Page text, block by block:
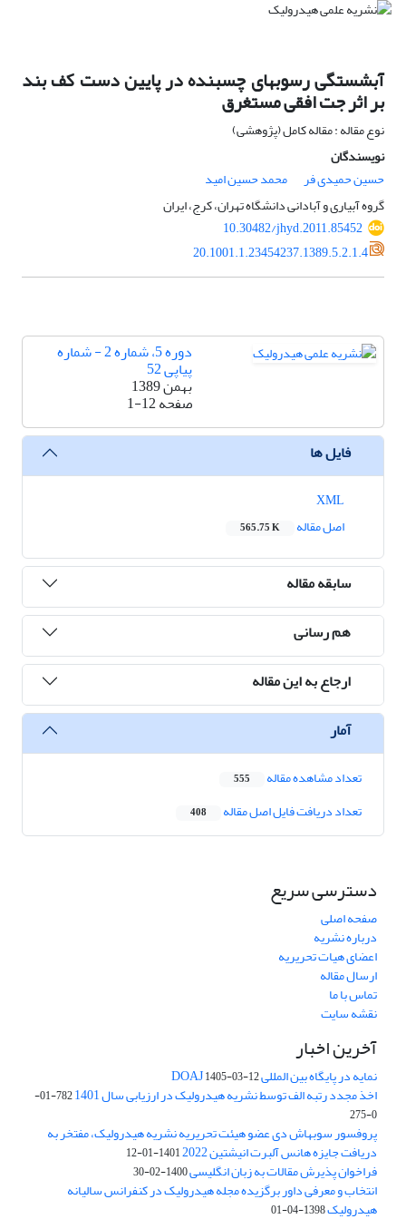
آبشستگی رسوبهای چسبنده در پایین دست کف بند
بر اثر جت افقی مستغرق
نوع مقاله : مقاله کامل (پژوهشی)
نویسندگان
حسین حمیدی فر
محمد حسین امید
گروه آبیاری و آبادانی دانشگاه تهران، کرج، ایران
10.30482/jhyd.2011.85452
20.1001.1.23454237.1389.5.2.1.4
دوره 5، شماره 2 - شماره
پیاپی 52
بهمن 1389
صفحه1-12
فایل ها
اصل مقاله
565.75 K
سابقه مقاله
هم رسانی
ارجاع به این مقاله
آمار
تعداد مشاهده مقاله 555
تعداد دریافت فایل اصل مقاله 408
دسترسی سریع
صفحه اصلی
درباره نشریه
اعضای هیات تحریریه
ارسال مقاله
تماس با ما
نقشه سایت
آخرین اخبار
نمایه در پایگاه بین المللی DOAJ1405-03-12
اخذ مجدد رتبه الف توسط نشریه هیدرولیک در ارزیابی سال 1401
782-01-
0-275
پروفسور سوبهاش دی عضو هیئت تحریریه نشریه هیدرولیک، مفتخر به
دریافت جایزه هانس آلبرت انیشتین 2022 1401-01-12
فراخوان پذیرش مقالات به زبان انگلیسی1400-02-30
انتخاب و معرفی داور برگزیده مجله هیدرولیک در کنفرانس سالیانه
هیدرولیک1398-04-01